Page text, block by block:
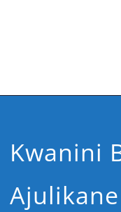
Kwanini
Ajulikane